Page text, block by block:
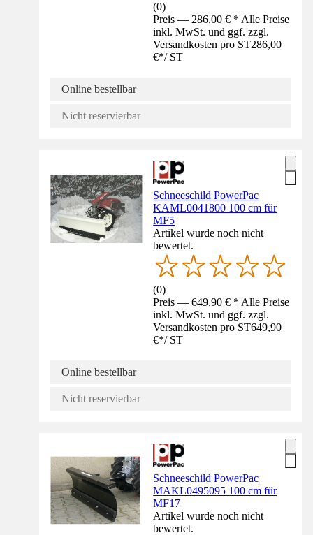
(0)
Preis — 286,00 € * Alle Preise
inkl. MwSt. und ggf. zzgl.
Versandkosten pro ST286,00
€*/ ST
Online bestellbar
Nicht reservierbar
Schneeschild PowerPac
KAML0041800 100 cm für
MF5
Artikel wurde noch nicht
bewertet.
(0)
Preis — 649,90 € * Alle Preise
inkl. MwSt. und ggf. zzgl.
Versandkosten pro ST649,90
€*/ ST
Online bestellbar
Nicht reservierbar
Schneeschild PowerPac
MAKL0495095 100 cm für
MF17
Artikel wurde noch nicht
bewertet.